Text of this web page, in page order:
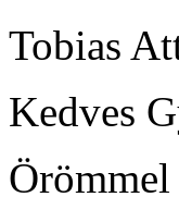
Tobias
Kedves